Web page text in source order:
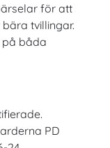
för att
tvillingar.
båda
PD